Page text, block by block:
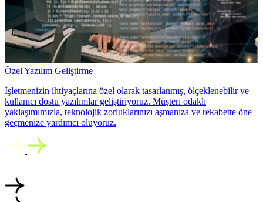
Özel Yazılım Geliştirme
İşletmenizin ihtiyaçlarına özel olarak tasarlanmış, ölçeklenebilir ve
kullanıcı dostu yazılımlar geliştiriyoruz. Müşteri odaklı
yaklaşımımızla, teknolojik zorluklarınızı aşmanıza ve rekabette öne
geçmenize yardımcı oluyoruz.